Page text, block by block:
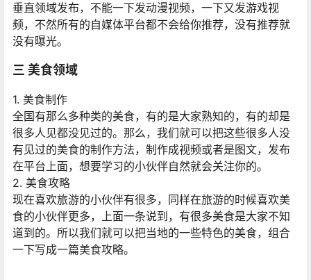
垂直领域发布，不能一下发动漫视频，一下又发游戏视
频，不然所有的自媒体平台都不会给你推荐，没有推荐就
没有曝光。
三 美食领域
1. 美食制作
全国有那么多种类的美食，有的是大家熟知的，有的却是
很多人见都没见过的。那么，我们就可以把这些很多人没
有见过的美食的制作方法，制作成视频或者是图文，发布
在平台上面，想要学习的小伙伴自然就会关注你的。
2. 美食攻略
现在喜欢旅游的小伙伴有很多，同样在旅游的时候喜欢美
食的小伙伴更多，上面一条说到，有很多美食是大家不知
道到的。所以我们就可以把当地的一些特色的美食，组合
一下写成一篇美食攻略。